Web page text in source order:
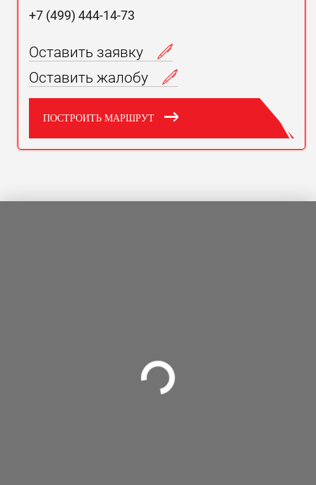
+7 (499) 444-14-73
Оставить заявку
Оставить жалобу
ПОСТРОИТЬ МАРШРУТ